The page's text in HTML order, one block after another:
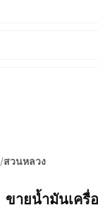
/สวนหลวง
ขายน้ำมันเครื่